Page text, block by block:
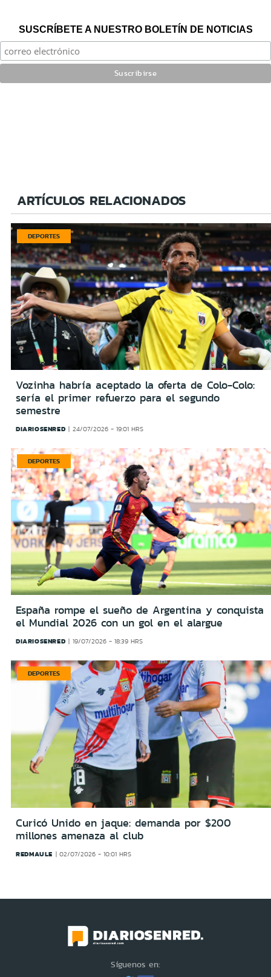
SUSCRÍBETE A NUESTRO BOLETÍN DE NOTICIAS
ARTÍCULOS RELACIONADOS
DEPORTES
Vozinha habría aceptado la oferta de Colo-Colo:
sería el primer refuerzo para el segundo
semestre
DIARIOSENRED 24/07/2026 - 19:01 HRS
DEPORTES
España rompe el sueño de Argentina y conquista
el Mundial 2026 con un gol en el alargue
DIARIOSENRED 19/07/2026 - 18:39 HRS
DEPORTES
Curicó Unido en jaque: demanda por $200
millones amenaza al club
REDMAULE 02/07/2026 - 10:01 HRS
Síguenos en: